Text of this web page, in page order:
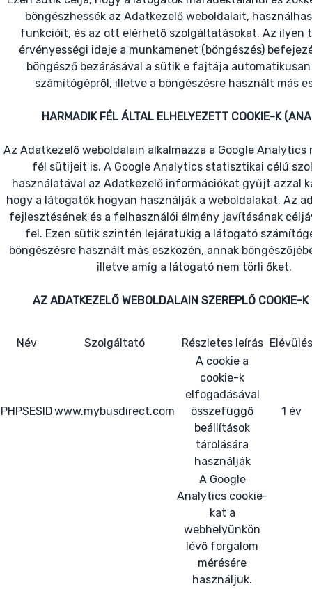
böngészhessék az Adatkezelő weboldalait,
funkcióit, és az ott elérhető szolgáltatásokat. Az ilyen
érvényességi ideje a munkamenet (böngészés)
böngésző bezárásával a sütik e fajtája
számítógépről, illetve a böngészésre használt más
HARMADIK FÉL ÁLTAL ELHELYEZETT COOKIE-K
Az Adatkezelő weboldalain alkalmazza a Google Analytics
fél sütijeit is. A Google Analytics statisztikai célú
használatával az Adatkezelő információkat gyűjt azzal
hogy a látogatók hogyan használják a weboldalakat. Az
fejlesztésének és a felhasználói élmény javításának
fel. Ezen sütik szintén lejáratukig a látogató
böngészésre használt más eszközén, annak
illetve amíg a látogató nem törli őket.
AZ ADATKEZELŐ WEBOLDALAIN SZEREPLŐ COOKIE-
Név Szolgáltató Részletes leírás Elévülés
PHPSESIDwww.mybusdirect.com
A cookie a
cookie-k
elfogadásával
összefüggő
beállítások
tárolására
használják
1 év
A Google
Analytics cookie-
kat a
webhelyünkön
lévő forgalom
mérésére
használjuk.